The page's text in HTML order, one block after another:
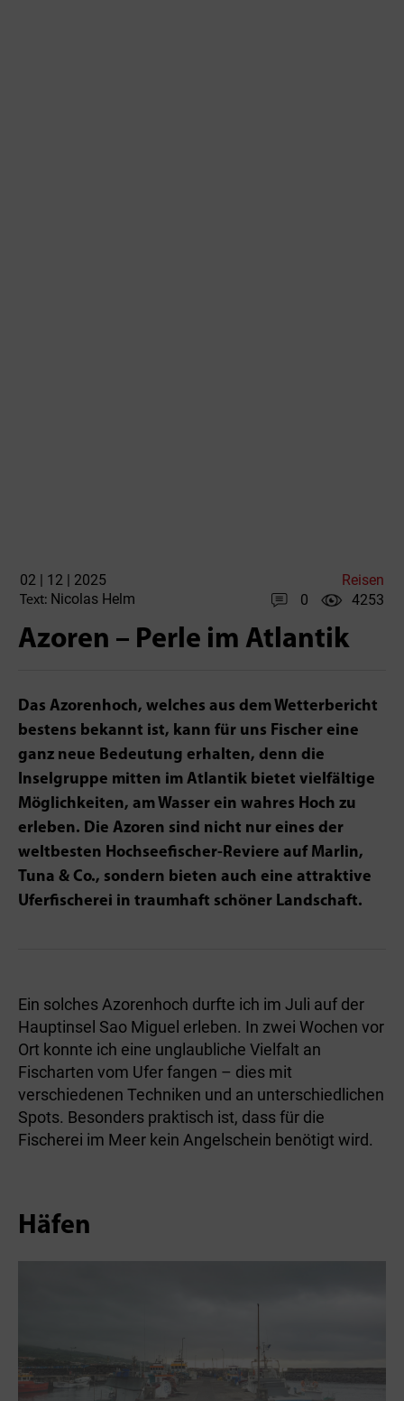
02 | 12 | 2025 Reisen
Text: Nicolas Helm 0 4253
Azoren – Perle im Atlantik
Das Azorenhoch, welches aus dem Wetterbericht
bestens bekannt ist, kann für uns Fischer eine
ganz neue Bedeutung erhalten, denn die
Inselgruppe mitten im Atlantik bietet vielfältige
Möglichkeiten, am Wasser ein wahres Hoch zu
erleben. Die Azoren sind nicht nur eines der
weltbesten­ Hochseefischer-Reviere auf Marlin,
Tuna & Co., sondern bieten auch eine attraktive
Uferfischerei in traumhaft schöner Landschaft.
Ein solches Azorenhoch durfte ich im Juli auf der
Hauptinsel Sao Miguel erleben. In zwei Wochen vor
Ort konnte ich eine unglaubliche Vielfalt an
Fischarten vom Ufer fangen – dies mit
verschiedenen Techniken und an unterschiedlichen
Spots. Besonders praktisch ist, dass für die
Fischerei im Meer kein Angelschein benötigt wird.
Häfen